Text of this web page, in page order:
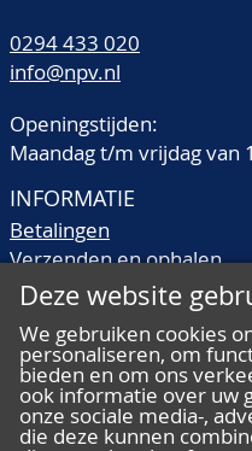
0294 433 020
info@npv.nl
Openingstijden:
Maandag t/m vrijdag van
INFORMATIE
Betalingen
Verzenden en ophalen
Veilingtermen
Kwaliteitsomschrijvingen
Veelgestelde vragen
Deze website
We gebruiken cookies
personaliseren, om
bieden en om ons
ook informatie over uw
onze sociale media-,
die deze kunnen